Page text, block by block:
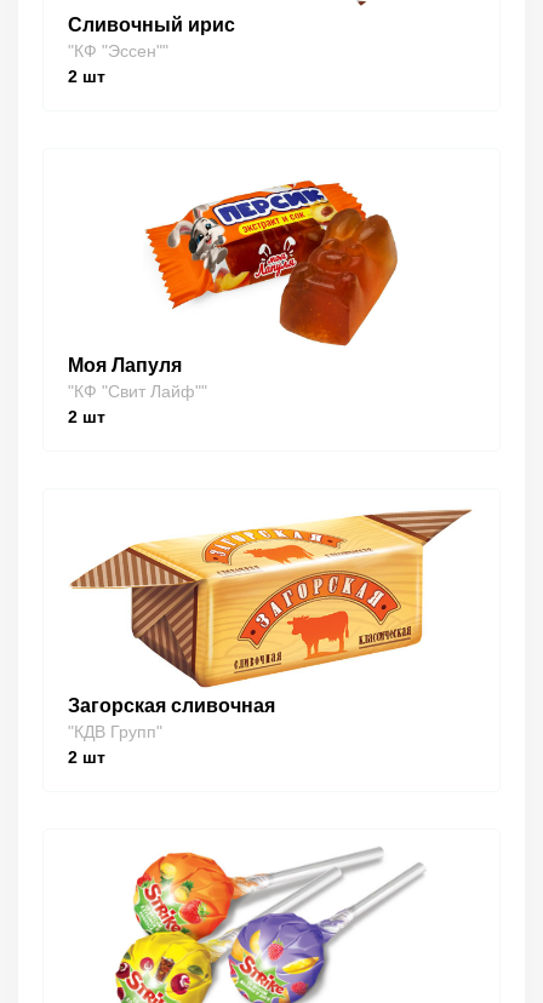
Сливочный ирис
"КФ "Эссен""
2 шт
Моя Лапуля
"КФ "Свит Лайф""
2 шт
Загорская сливочная
"КДВ Групп"
2 шт